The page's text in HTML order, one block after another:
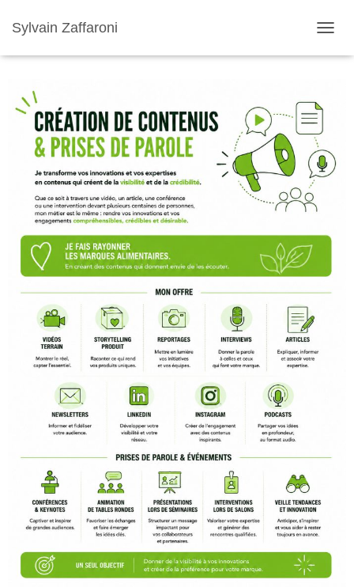
Sylvain Zaffaroni